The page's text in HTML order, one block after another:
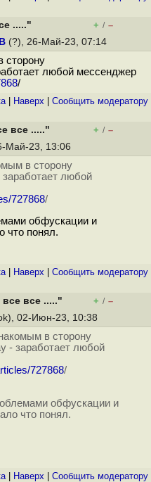
....." + / –
(?), 26-Май-23, 07:14
сторону
любой мессенджер
/
| Наверх Cообщить модератору
все ....." + / –
Май-23, 13:06
в сторону
любой
727868/
обфускации и
что понял.
| Наверх Cообщить модератору
все ....." + / –
02-Июн-23, 10:38
в сторону
- заработает любой
727868/
обфускации и
что понял.
| Наверх Cообщить модератору